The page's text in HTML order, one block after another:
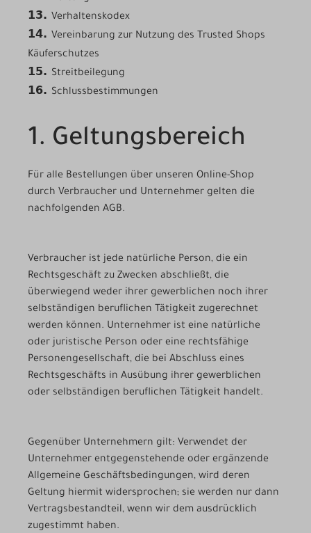
13. Verhaltenskodex
14. Vereinbarung zur Nutzung des Trusted Shops
Käuferschutzes
15. Streitbeilegung
16. Schlussbestimmungen
1. Geltungsbereich
Für alle Bestellungen über unseren Online-Shop
durch Verbraucher und Unternehmer gelten die
nachfolgenden AGB.
Verbraucher ist jede natürliche Person, die ein
Rechtsgeschäft zu Zwecken abschließt, die
überwiegend weder ihrer gewerblichen noch ihrer
selbständigen beruflichen Tätigkeit zugerechnet
werden können. Unternehmer ist eine natürliche
oder juristische Person oder eine rechtsfähige
Personengesellschaft, die bei Abschluss eines
Rechtsgeschäfts in Ausübung ihrer gewerblichen
oder selbständigen beruflichen Tätigkeit handelt.
Gegenüber Unternehmern gilt: Verwendet der
Unternehmer entgegenstehende oder ergänzende
Allgemeine Geschäftsbedingungen, wird deren
Geltung hiermit widersprochen; sie werden nur dann
Vertragsbestandteil, wenn wir dem ausdrücklich
zugestimmt haben.